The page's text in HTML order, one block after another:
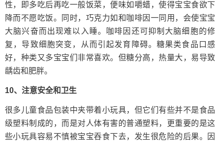
性，即多吃后再吃一般饭菜，便味如嚼蜡，使得宝宝食欲下
降而不愿吃饭。同时，巧克力如和咖啡因一同用，会使宝宝
大脑兴奋而出现难以入睡。咖啡因还可抑制大脑细胞的修
复，导致细胞突变，从而引起发育障碍。糖果类食品口感
好，种类又多宝宝们非常喜欢。但糖分高，热量大，易导致
龋齿和肥胖。
10、注意安全和卫生
很多儿童食品包装中夹带着小玩具，但它们有些并不是食品
级塑料制成的，而是对人体有害的普通塑料，更重要的是这
些小玩具容易不慎被宝宝吞食下去，发生很危险的后果。因